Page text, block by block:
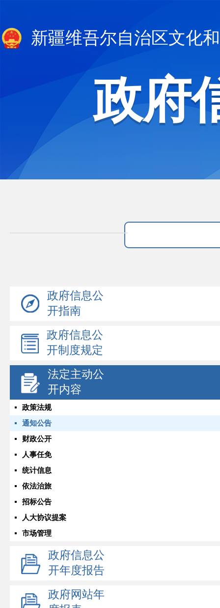
新疆维吾尔自治区文化
政府
政府信息公
开指南
政府信息公
开制度规定
法定主动公
开内容
政策法规
通知公告
财政公开
人事任免
统计信息
依法治旅
招标公告
人大协议提案
市场管理
政府信息公
开年度报告
政府网站年